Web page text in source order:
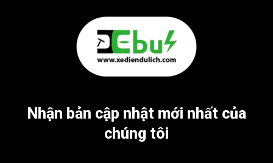
Nhận bản cập nhật mới nhất của
chúng tôi